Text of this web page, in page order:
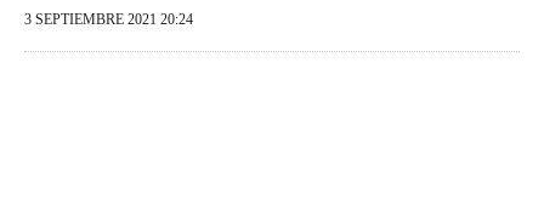
3 SEPTIEMBRE 2021 20:24